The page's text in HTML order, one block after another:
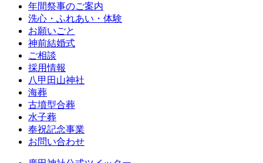
年間祭事のご案内
洗心・ふれあい・体験
お願いごと
神前結婚式
ご相談
採用情報
八甲田山神社
海葬
古墳型合葬
水子葬
奉祝記念事業
お問い合わせ